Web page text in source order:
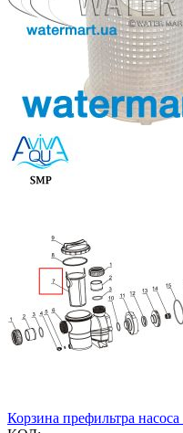
Корзина префильтра